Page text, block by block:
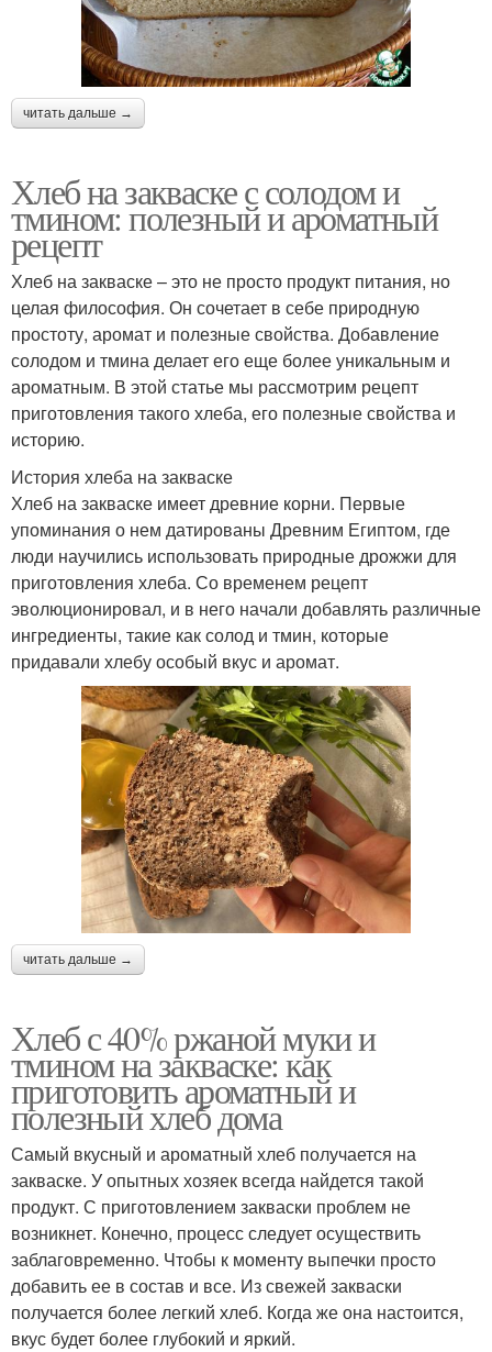
читать дальше →
Хлеб на закваске с солодом и
тмином: полезный и ароматный
рецепт
Хлеб на закваске – это не просто продукт питания, но
целая философия. Он сочетает в себе природную
простоту, аромат и полезные свойства. Добавление
солодом и тмина делает его еще более уникальным и
ароматным. В этой статье мы рассмотрим рецепт
приготовления такого хлеба, его полезные свойства и
историю.
История хлеба на закваске
Хлеб на закваске имеет древние корни. Первые
упоминания о нем датированы Древним Египтом, где
люди научились использовать природные дрожжи для
приготовления хлеба. Со временем рецепт
эволюционировал, и в него начали добавлять различные
ингредиенты, такие как солод и тмин, которые
придавали хлебу особый вкус и аромат.
читать дальше →
Хлеб с 40% ржаной муки и
тмином на закваске: как
приготовить ароматный и
полезный хлеб дома
Самый вкусный и ароматный хлеб получается на
закваске. У опытных хозяек всегда найдется такой
продукт. С приготовлением закваски проблем не
возникнет. Конечно, процесс следует осуществить
заблаговременно. Чтобы к моменту выпечки просто
добавить ее в состав и все. Из свежей закваски
получается более легкий хлеб. Когда же она настоится,
вкус будет более глубокий и яркий.